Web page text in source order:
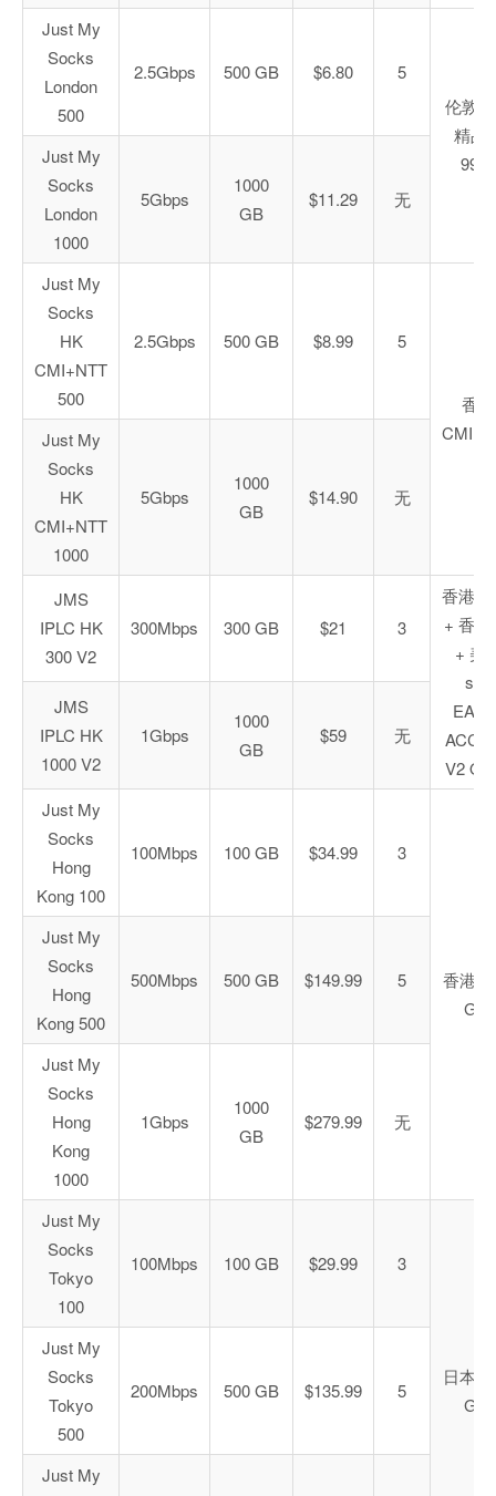
Just My
Socks
London
500
2.5Gbps 500 GB $6.80
5
伦敦
精品
9929
Just My
Socks
London
1000
5Gbps
1000
GB
$11.29 无
Just My
Socks
HK
CMI+NTT
500
2.5Gbps 500 GB $8.99 5
香港
Just My
Socks
HK
CMI+NTT
1000
5Gbps
1000
GB
$14.90 无
JMS
IPLC HK
300 V2
300Mbps 300 GB $21 3
香港
+ 香港
+ 美
s53
V2
JMS
IPLC HK
1000 V2
1Gbps
1000
GB
$59 无
Just My
Socks
Hong
Kong 100
100Mbps 100 GB $34.99 3
香港
GIA
Just My
Socks
Hong
Kong 500
500Mbps 500 GB $149.99 5
Just My
Socks
Hong
Kong
1000
1Gbps
1000
GB
$279.99 无
Just My
Socks
Tokyo
100
100Mbps 100 GB $29.99 3
日本
GIA
Just My
Socks
Tokyo
500
200Mbps 500 GB $135.99 5
Just My